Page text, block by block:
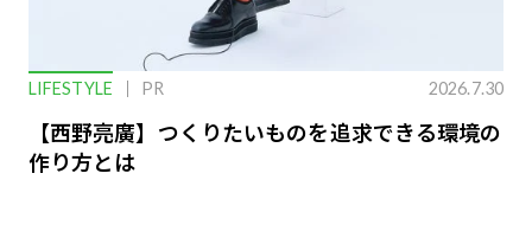
LIFESTYLE PR 2026.7.30
【西野亮廣】つくりたいものを追求できる環境の
作り方とは